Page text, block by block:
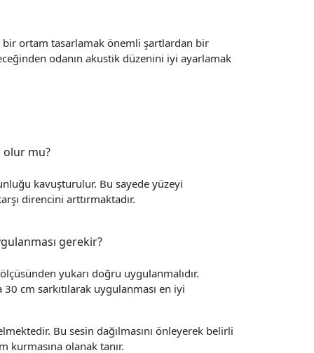
bir ortam tasarlamak önemli şartlardan bir
odanın akustik düzenini iyi ayarlamak
olur mu?
kavuşturulur. Bu sayede yüzeyi
direncini arttırmaktadır.
gerekir?
yukarı doğru uygulanmalıdır.
cm sarkıtılarak uygulanması en iyi
Bu sesin dağılmasını önleyerek belirli
kurmasına olanak tanır.